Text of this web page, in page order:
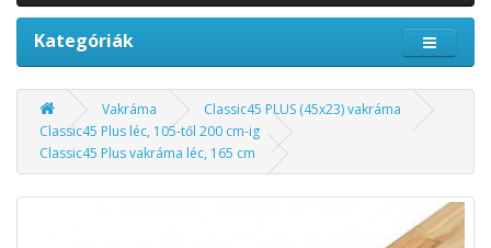
Kategóriák
Vakráma
Classic45 PLUS (45x23) vakráma
Classic45 Plus léc, 105-től 200 cm-ig
Classic45 Plus vakráma léc, 165 cm